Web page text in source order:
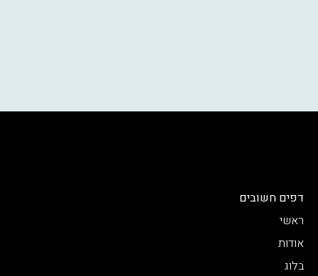
דפים חשובים
ראשי
אודות
בלוג